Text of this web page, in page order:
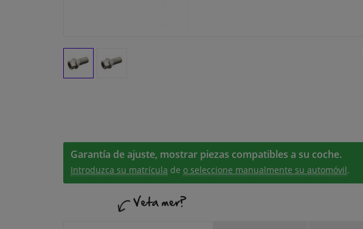
Garantía de ajuste, mostrar piezas compatibles a su coche.
Introduzca su matrícula de o seleccione manualmente su automóvil.